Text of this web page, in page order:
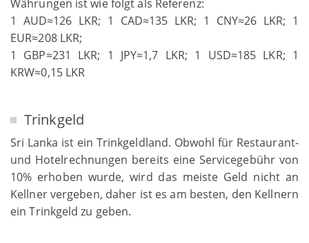
Währungen ist wie folgt als Referenz:
1 AUD≈126 LKR; 1 CAD≈135 LKR; 1 CNY≈26 LKR; 1
EUR≈208 LKR;
1 GBP≈231 LKR; 1 JPY≈1,7 LKR; 1 USD≈185 LKR; 1
KRW≈0,15 LKR
Trinkgeld
Sri Lanka ist ein Trinkgeldland. Obwohl für Restaurant-
und Hotelrechnungen bereits eine Servicegebühr von
10% erhoben wurde, wird das meiste Geld nicht an
Kellner vergeben, daher ist es am besten, den Kellnern
ein Trinkgeld zu geben.